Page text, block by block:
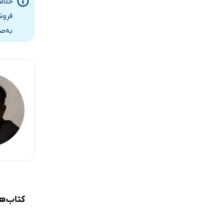
فصل
آغاز کردن
اهداف
تمرین «1-2-3-4-5»
زمان
شکرگزاری